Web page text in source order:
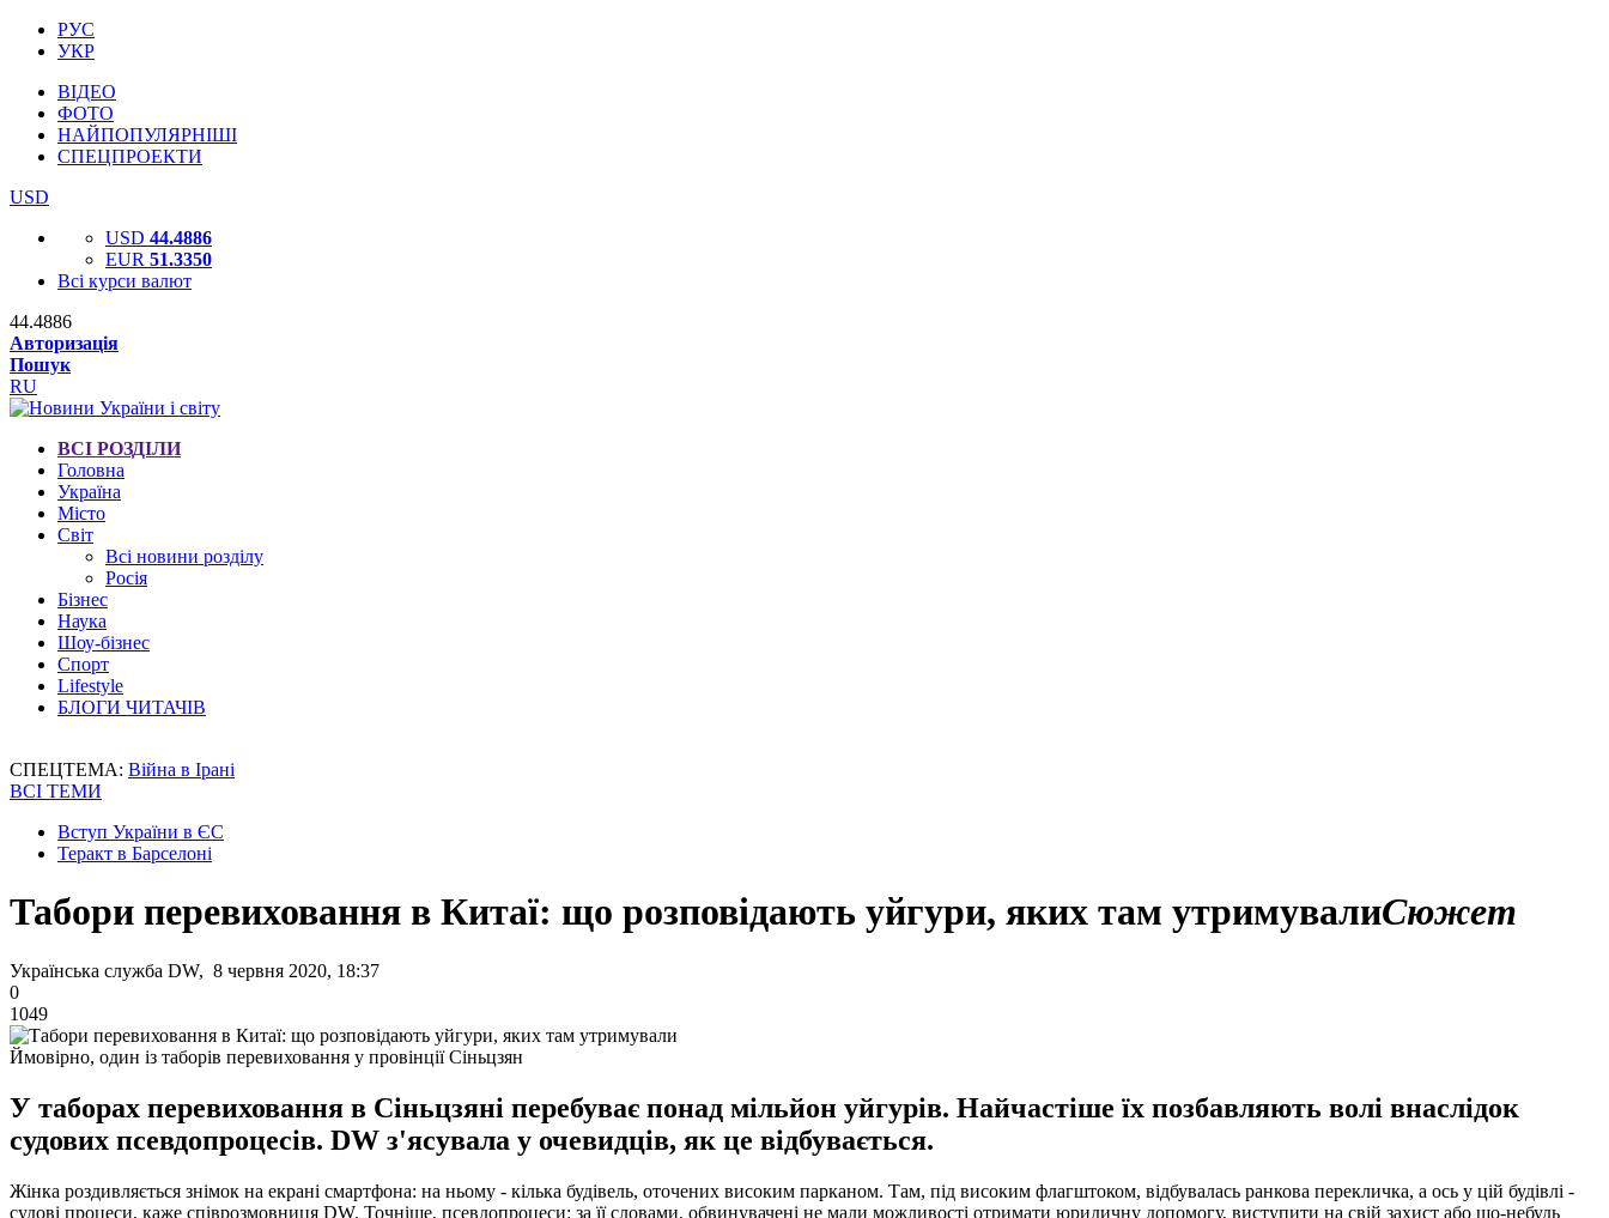
РУС
УКР
ВІДЕО
ФОТО
НАЙПОПУЛЯРНІШІ
СПЕЦПРОЕКТИ
USD
USD 44.4886
EUR 51.3350
Всі курси валют
44.4886
Авторизація
Пошук
RU
ВСІ РОЗДІЛИ
Головна
Україна
Місто
Світ
Всі новини розділу
Росія
Бізнес
Наука
Шоу-бізнес
Спорт
Lifestyle
БЛОГИ ЧИТАЧІВ
СПЕЦТЕМА: Війна в Ірані
ВСІ ТЕМИ
Вступ України в ЄС
Теракт в Барселоні
Табори перевиховання в Китаї: що розповідають уйгури, яких там утримувалиСюжет
Українська служба DW, 8 червня 2020, 18:37
0
1049
Ймовірно, один із таборів перевиховання у провінції Сіньцзян
У таборах перевиховання в Сіньцзяні перебуває понад мільйон уйгурів. Найчастіше їх позбавляють волі внаслідок
судових псевдопроцесів. DW з'ясувала у очевидців, як це відбувається.
Жінка роздивляється знімок на екрані смартфона: на ньому - кілька будівель, оточених високим парканом. Там, під високим флагштоком, відбувалась ранкова перекличка, а ось у цій будівлі -
судові процеси, каже співрозмовниця DW. Точніше, псевдопроцеси: за її словами, обвинувачені не мали можливості отримати юридичну допомогу, виступити на свій захист або що-небудь